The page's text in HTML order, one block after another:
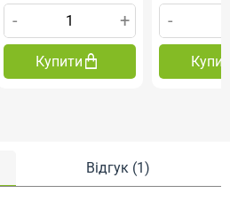
Відгук (1)
- +
Купити
-